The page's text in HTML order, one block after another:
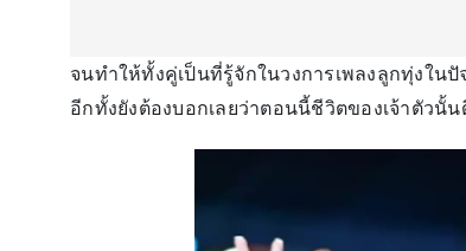
จนทำให้ทั้งคู่เป็นที่รู้จักในวงการเพลงลูกทุ่งใน
อีกทั้งยังต้องบอกเลยว่าตอนนี้ชีวิตของเจ้าตัวนั้น